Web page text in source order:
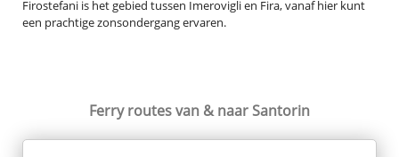
Ferry routesvan & naar Santorin
Firostefani is het gebied tussen Imerovigli en Fira, vanaf hier kunt
een prachtige zonsondergang ervaren.